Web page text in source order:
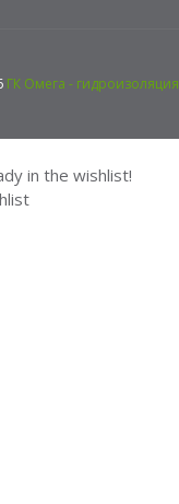
ГК Омега - гидроизоляция
in the wishlist!